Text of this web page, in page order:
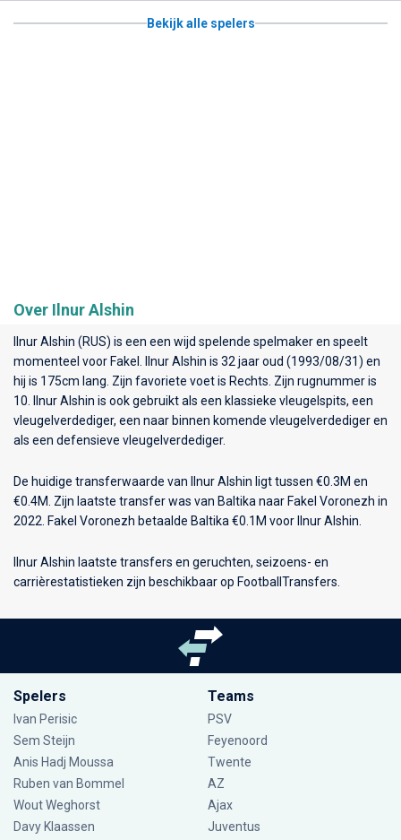
Bekijk alle spelers
Over Ilnur Alshin
Ilnur Alshin (RUS) is een een wijd spelende spelmaker en speelt
momenteel voor Fakel
. Ilnur Alshin is 32 jaar oud (1993/08/31) en
hij is 175cm lang. Zijn favoriete voet is Rechts. Zijn rugnummer is
10. Ilnur Alshin is ook gebruikt als een klassieke vleugelspits, een
vleugelverdediger, een naar binnen komende vleugelverdediger en
als een defensieve vleugelverdediger.
De huidige transferwaarde van Ilnur Alshin ligt tussen €0.3M en
€0.4M. Zijn laatste transfer was van Baltika naar Fakel Voronezh in
2022. Fakel Voronezh betaalde Baltika €0.1M voor Ilnur Alshin.
Ilnur Alshin laatste transfers en geruchten, seizoens- en
carrièrestatistieken zijn beschikbaar op FootballTransfers.
Spelers
Ivan Perisic
Sem Steijn
Anis Hadj Moussa
Ruben van Bommel
Wout Weghorst
Davy Klaassen
Teams
PSV
Feyenoord
Twente
AZ
Ajax
Juventus